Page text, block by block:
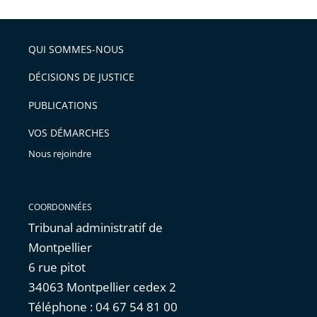
arriver
après
l'article
pour
avant
QUI SOMMES-NOUS
DÉCISIONS DE JUSTICE
PUBLICATIONS
VOS DÉMARCHES
Nous rejoindre
COORDONNÉES
Tribunal administratif de
Montpellier
6 rue pitot
34063 Montpellier cedex 2
Téléphone : 04 67 54 81 00